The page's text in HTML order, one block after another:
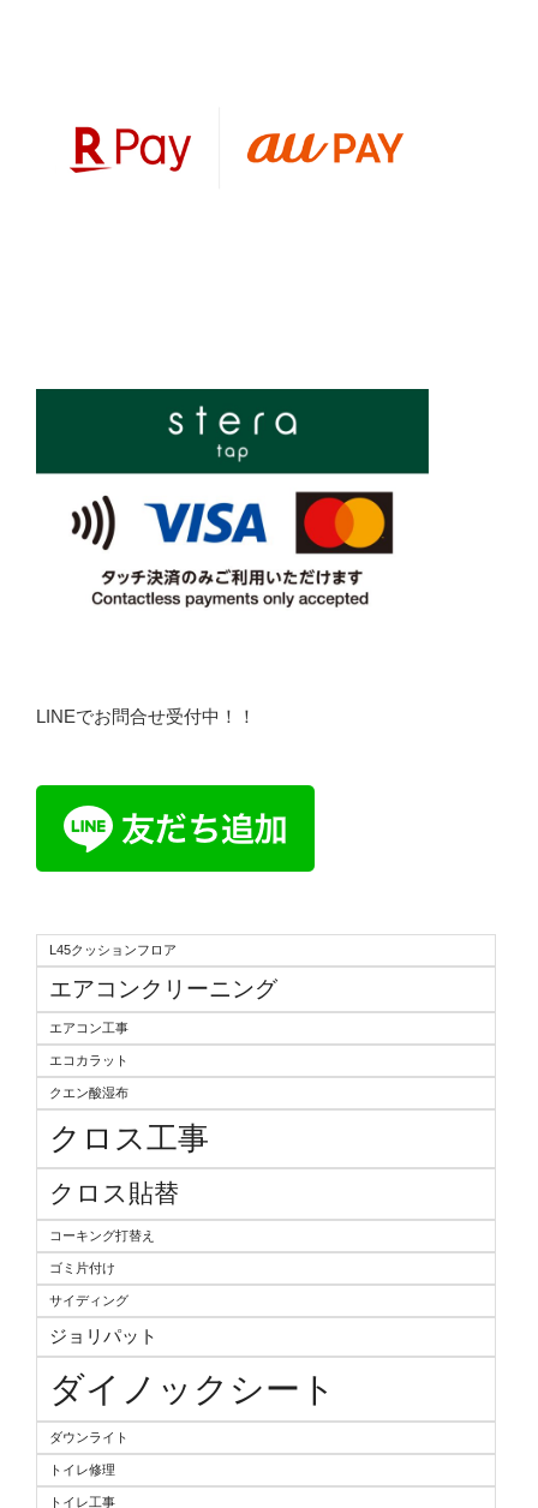
LINEでお問合せ受付中！！
L45クッションフロア
エアコンクリーニング
エアコン工事
エコカラット
クエン酸湿布
クロス工事
クロス貼替
コーキング打替え
ゴミ片付け
サイディング
ジョリパット
ダイノックシート
ダウンライト
トイレ修理
トイレ工事